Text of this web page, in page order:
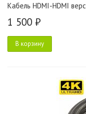
Кабель HDMI-HDMI
1 500 ₽
В корзину